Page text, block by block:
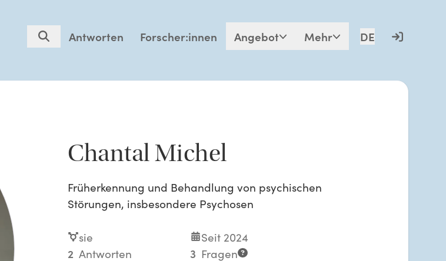
Antworten Forscher:innen Angebot Mehr DE
Chantal Michel
Früherkennung und Behandlung von psychischen
Störungen, insbesondere Psychosen
sie
Seit 2024
2 Antworten 3 Fragen